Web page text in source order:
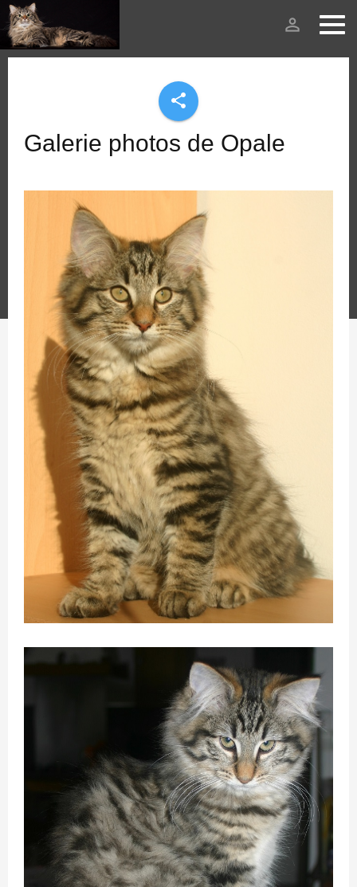
person_outline
share
Galerie photos de Opale